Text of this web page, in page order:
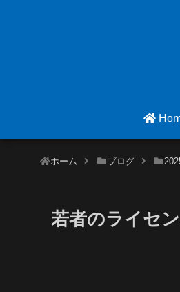
ホーム ブログ
若者のライセ